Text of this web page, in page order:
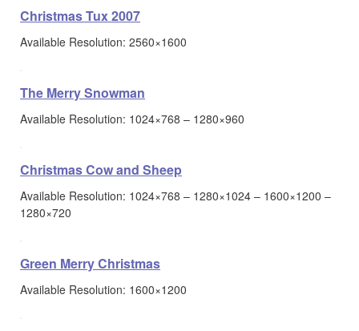
Christmas Tux 2007
Available Resolution: 2560×1600
The Merry Snowman
Available Resolution: 1024×768 – 1280×960
Christmas Cow and Sheep
Available Resolution: 1024×768 – 1280×1024 – 1600×1200 –
1280×720
Green Merry Christmas
Available Resolution: 1600×1200